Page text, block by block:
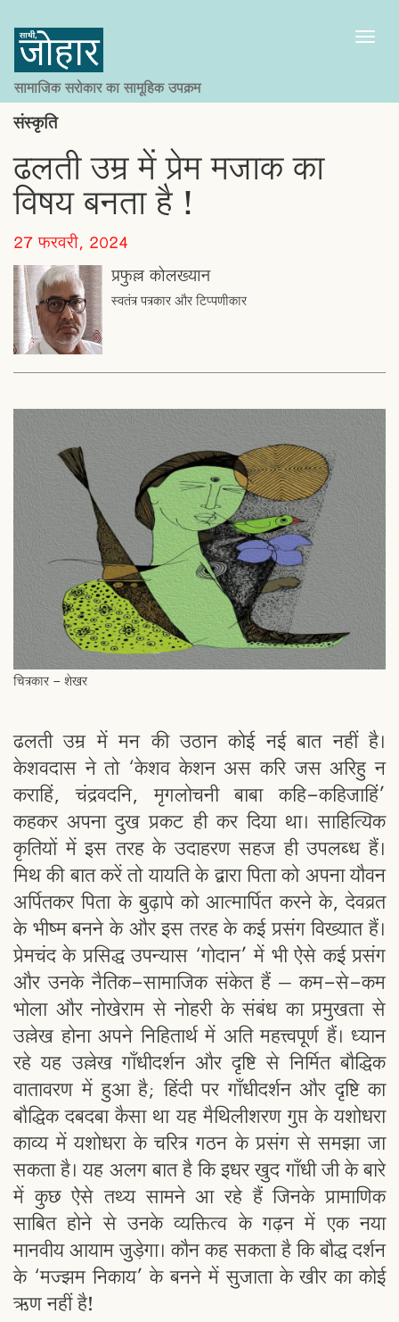
सामाजिक सरोकार का सामूहिक उपक्रम
संस्कृति
ढलती उम्र में प्रेम मजाक का
विषय बनता है !
27 फरवरी, 2024
प्रफुल्ल कोलख्यान
स्वतंत्र पत्रकार और टिप्पणीकार
चित्रकार - शेखर
ढलती उम्र में मन की उठान कोई नई बात नहीं है।
केशवदास ने तो ‘केशव केशन अस करि जस अरिहु न
कराहिं, चंद्रवदनि, मृगलोचनी बाबा कहि-कहिजाहिं’
कहकर अपना दुख प्रकट ही कर दिया था। साहित्यिक
कृतियों में इस तरह के उदाहरण सहज ही उपलब्ध हैं।
मिथ की बात करें तो यायति के द्वारा पिता को अपना यौवन
अर्पितकर पिता के बुढ़ापे को आत्मार्पित करने के, देवव्रत
के भीष्म बनने के और इस तरह के कई प्रसंग विख्यात हैं।
प्रेमचंद के प्रसिद्ध उपन्यास ‘गोदान’ में भी ऐसे कई प्रसंग
और उनके नैतिक-सामाजिक संकेत हैं – कम-से-कम
भोला और नोखेराम से नोहरी के संबंध का प्रमुखता से
उल्लेख होना अपने निहितार्थ में अति महत्त्वपूर्ण हैं। ध्यान
रहे यह उल्लेख गाँधीदर्शन और दृष्टि से निर्मित बौद्धिक
वातावरण में हुआ है; हिंदी पर गाँधीदर्शन और दृष्टि का
बौद्धिक दबदबा कैसा था यह मैथिलीशरण गुप्त के यशोधरा
काव्य में यशोधरा के चरित्र गठन के प्रसंग से समझा जा
सकता है। यह अलग बात है कि इधर खुद गाँधी जी के बारे
में कुछ ऐसे तथ्य सामने आ रहे हैं जिनके प्रामाणिक
साबित होने से उनके व्यक्तित्व के गढ़न में एक नया
मानवीय आयाम जुड़ेगा। कौन कह सकता है कि बौद्ध दर्शन
के ‘मज्झम निकाय’ के बनने में सुजाता के खीर का कोई
ऋण नहीं है!